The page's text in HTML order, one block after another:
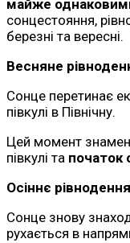
майже
сонцестояння,
березні та вересні.
Весняне
Сонце перетинає
півкулі в Північну.
Цей момент
півкулі та початок
Осіннє рівнодення
Сонце знову
рухається в